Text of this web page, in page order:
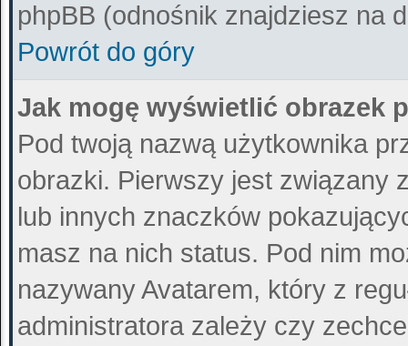
phpBB (odnośnik znajdziesz na
Powrót do góry
Jak mogę wyświetlić obrazek
Pod twoją nazwą użytkownika
obrazki. Pierwszy jest związany
lub innych znaczków
masz na nich status. Pod nim
nazywany Avatarem, który z
administratora zależy czy